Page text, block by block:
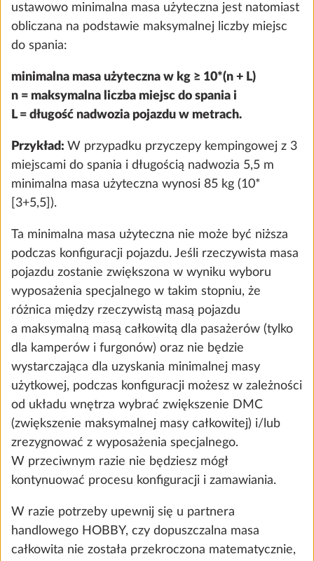
Pompa wody z dodatkowym
przełącznikiem
1226 zł
Dodaj
ustawowo minimalna masa użyteczna jest natomiast
obliczana na podstawie maksymalnej liczby miejsc
do spania:
minimalna masa użyteczna w kg ≥ 10*(n + L)
n = maksymalna liczba miejsc do spania i
L = długość nadwozia pojazdu w metrach.
Przykład: W przypadku przyczepy kempingowej z 3
miejscami do spania i długością nadwozia 5,5 m
minimalna masa użyteczna wynosi 85 kg (10*
[3+5,5]).
Ta minimalna masa użyteczna nie może być niższa
podczas konfiguracji pojazdu. Jeśli rzeczywista masa
pojazdu zostanie zwiększona w wyniku wyboru
wyposażenia specjalnego w takim stopniu, że
różnica między rzeczywistą masą pojazdu
a maksymalną masą całkowitą dla pasażerów (tylko
dla kamperów i furgonów) oraz nie będzie
wystarczająca dla uzyskania minimalnej masy
użytkowej, podczas konfiguracji możesz w zależności
od układu wnętrza wybrać zwiększenie DMC
(zwiększenie maksymalnej masy całkowitej) i/lub
zrezygnować z wyposażenia specjalnego.
W przeciwnym razie nie będziesz mógł
kontynuować procesu konfiguracji i zamawiania.
W razie potrzeby upewnij się u partnera
handlowego HOBBY, czy dopuszczalna masa
całkowita nie została przekroczona matematycznie,